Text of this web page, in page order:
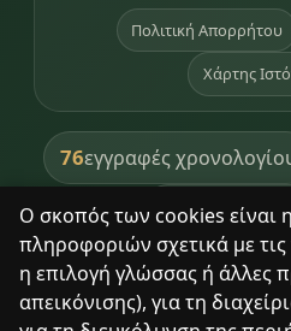
Ο σκοπός των cookies είναι
πληροφοριών σχετικά με
η επιλογή γλώσσας ή άλλες
απεικόνισης), για τη
Πολιτική Απορρήτου
Χάρτης
76εγγραφές
391βιβλία
8σημεία